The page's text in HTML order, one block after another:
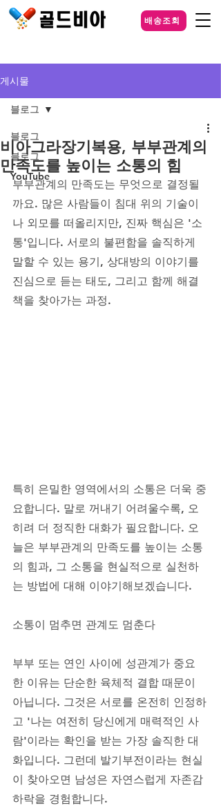
배송조회
게시물
블로그
블로그
YouTube
블로그
비아그라장기복용, 부부관계의
만족도를 높이는 소통의 힘
부부관계의 만족도는 무엇으로 결정될
까요. 많은 사람들이 침대 위의 기술이
나 외모를 떠올리지만, 진짜 핵심은 '소
통'입니다. 서로의 불편함을 솔직하게
말할 수 있는 용기, 상대방의 이야기를
진심으로 듣는 태도, 그리고 함께 해결
책을 찾아가는 과정.
특히 은밀한 영역에서의 소통은 더욱 중
요합니다. 말로 꺼내기 어려울수록, 오
히려 더 정직한 대화가 필요합니다. 오
늘은 부부관계의 만족도를 높이는 소통
의 힘과, 그 소통을 현실적으로 실천하
는 방법에 대해 이야기해보겠습니다.
소통이 멈추면 관계도 멈춘다
부부 또는 연인 사이에 성관계가 중요
한 이유는 단순한 육체적 결합 때문이
아닙니다. 그것은 서로를 온전히 인정하
고 '나는 여전히 당신에게 매력적인 사
람'이라는 확인을 받는 가장 솔직한 대
화입니다. 그런데 발기부전이라는 현실
이 찾아오면 남성은 자연스럽게 자존감
하락을 경험합니다.